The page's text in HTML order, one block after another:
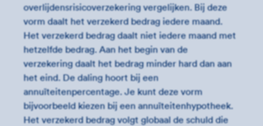
overlijdensrisicoverzekering vergelijken. Bij deze
vorm daalt het verzekerd bedrag iedere maand.
Het verzekerd bedrag daalt niet iedere maand met
hetzelfde bedrag. Aan het begin van de
verzekering daalt het bedrag minder hard dan aan
het eind. De daling hoort bij een
annuïteitenpercentage. Je kunt deze vorm
bijvoorbeeld kiezen bij een annuïteitenhypotheek.
Het verzekerd bedrag volgt globaal de schuld die